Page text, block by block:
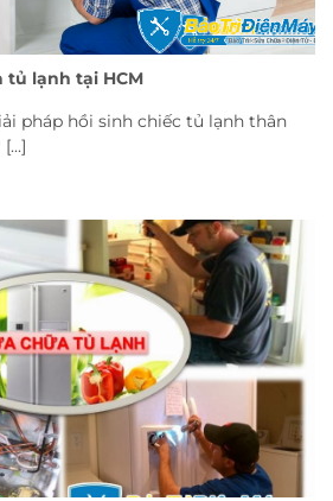
tủ lạnh tại HCM
pháp hồi sinh chiếc tủ lạnh thân